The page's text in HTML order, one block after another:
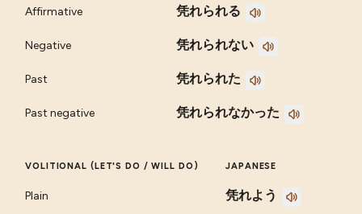
Affirmative 凭れられる
Negative 凭れられない
Past 凭れられた
Past negative 凭れられなかった
VOLITIONAL (LET'S DO / WILL DO) JAPANESE
Plain 凭れよう